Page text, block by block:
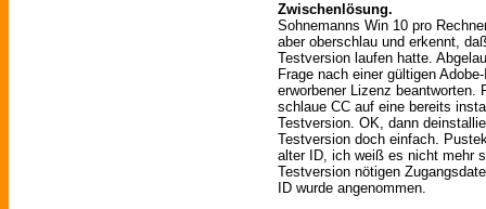
Zwischenlösung.
Sohnemanns Win 10 pro
aber oberschlau und erkennt,
Testversion laufen hatte.
Frage nach einer gültigen
erworbener Lizenz
schlaue CC auf eine bereits
Testversion. OK, dann
Testversion doch einfach.
alter ID, ich weiß es nicht mehr
Testversion nötigen
ID wurde angenommen.